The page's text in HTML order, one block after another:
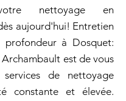
nettoyage en
aujourd'hui! Entretien
profondeur à Dosquet:
est de vous
de nettoyage
constante et élevée.